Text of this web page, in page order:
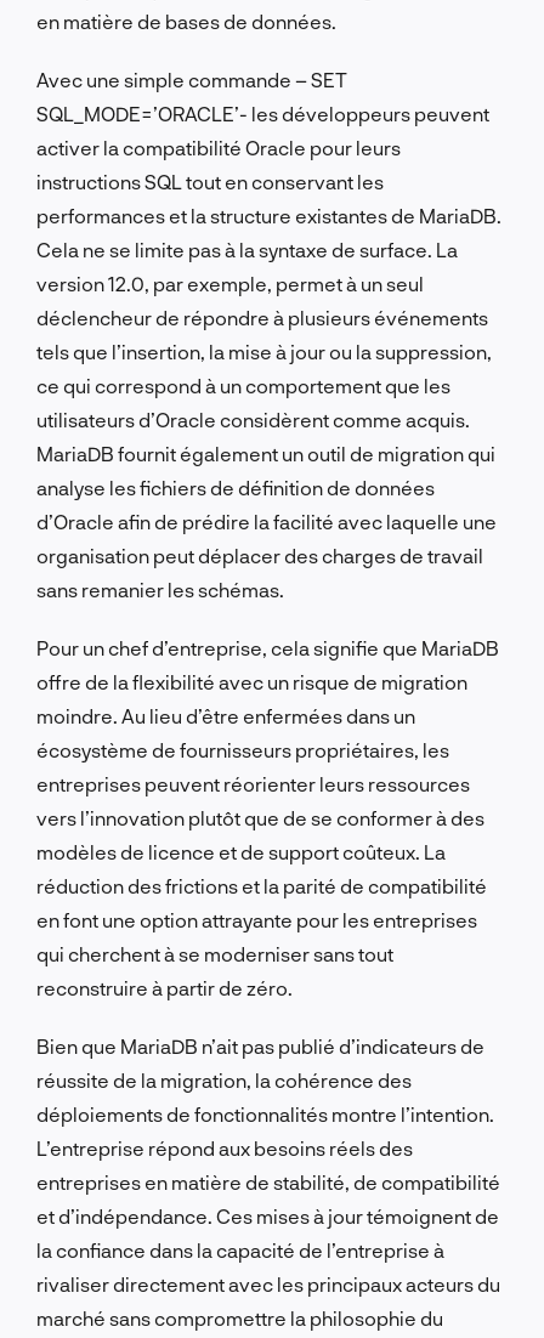
en matière de bases de données.
Avec une simple commande – SET
SQL_MODE=’ORACLE’- les développeurs peuvent
activer la compatibilité Oracle pour leurs
instructions SQL tout en conservant les
performances et la structure existantes de MariaDB.
Cela ne se limite pas à la syntaxe de surface. La
version 12.0, par exemple, permet à un seul
déclencheur de répondre à plusieurs événements
tels que l’insertion, la mise à jour ou la suppression,
ce qui correspond à un comportement que les
utilisateurs d’Oracle considèrent comme acquis.
MariaDB fournit également un outil de migration qui
analyse les fichiers de définition de données
d’Oracle afin de prédire la facilité avec laquelle une
organisation peut déplacer des charges de travail
sans remanier les schémas.
Pour un chef d’entreprise, cela signifie que MariaDB
offre de la flexibilité avec un risque de migration
moindre. Au lieu d’être enfermées dans un
écosystème de fournisseurs propriétaires, les
entreprises peuvent réorienter leurs ressources
vers l’innovation plutôt que de se conformer à des
modèles de licence et de support coûteux. La
réduction des frictions et la parité de compatibilité
en font une option attrayante pour les entreprises
qui cherchent à se moderniser sans tout
reconstruire à partir de zéro.
Bien que MariaDB n’ait pas publié d’indicateurs de
réussite de la migration, la cohérence des
déploiements de fonctionnalités montre l’intention.
L’entreprise répond aux besoins réels des
entreprises en matière de stabilité, de compatibilité
et d’indépendance. Ces mises à jour témoignent de
la confiance dans la capacité de l’entreprise à
rivaliser directement avec les principaux acteurs du
marché sans compromettre la philosophie du